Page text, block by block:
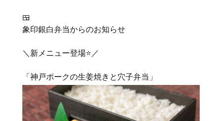
🍱
象印銀白弁当からのお知らせ
＼新メニュー登場⭐️／
「神戸ポークの生姜焼きと穴子弁当」